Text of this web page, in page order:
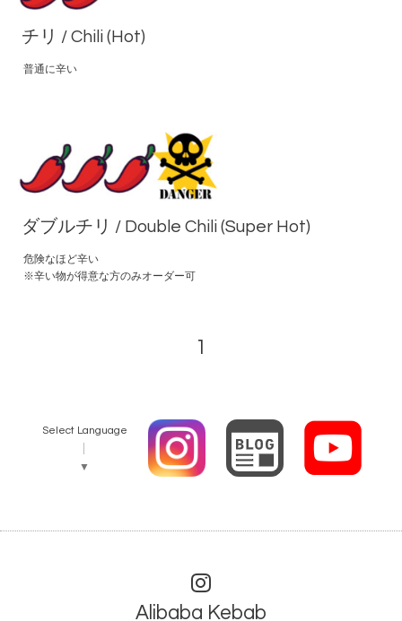
チリ / Chili (Hot)
普通に辛い
ダブルチリ / Double Chili (Super Hot)
危険なほど辛い
※辛い物が得意な方のみオーダー可
1
Select Language
▼
Alibaba Kebab